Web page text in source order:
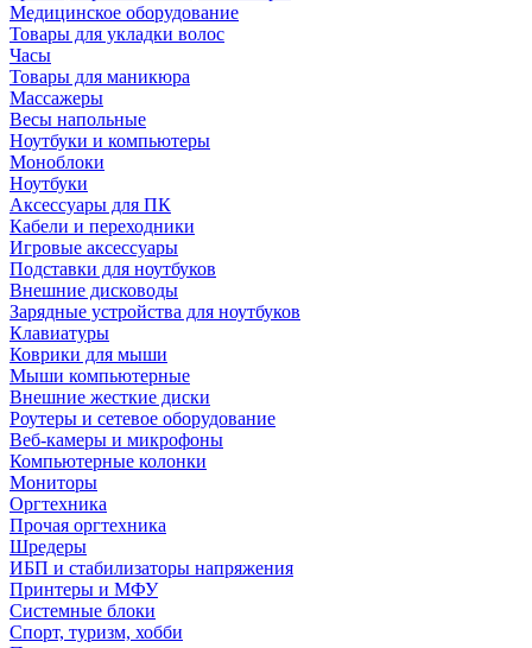
Медицинское оборудование
Товары для укладки волос
Часы
Товары для маникюра
Массажеры
Весы напольные
Ноутбуки и компьютеры
Моноблоки
Ноутбуки
Аксессуары для ПК
Кабели и переходники
Игровые аксессуары
Подставки для ноутбуков
Внешние дисководы
Зарядные устройства для ноутбуков
Клавиатуры
Коврики для мыши
Мыши компьютерные
Внешние жесткие диски
Роутеры и сетевое оборудование
Веб-камеры и микрофоны
Компьютерные колонки
Мониторы
Оргтехника
Прочая оргтехника
Шредеры
ИБП и стабилизаторы напряжения
Принтеры и МФУ
Системные блоки
Спорт, туризм, хобби